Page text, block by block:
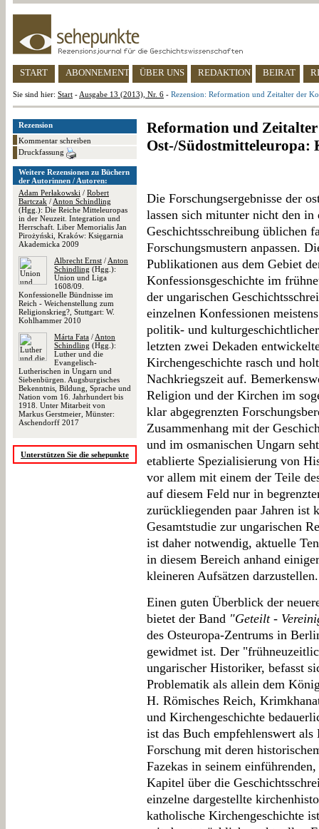
START ABONNEMENT ÜBER UNS REDAKTION BEIRAT
Sie sind hier: Start - Ausgabe 13 (2013), Nr. 6 - Rezension: Reformation und Zeitalter der
Rezension
Kommentar schreiben
Druckfassung
Weitere Rezensionen zu Büchern
der Autorinnen / Autoren:
Adam Perłakowski / Robert
Bartczak / Anton Schindling
(Hgg.): Die Reiche Mitteleuropas
in der Neuzeit. Integration und
Herrschaft. Liber Memorialis Jan
Pirożyński, Kraków: Księgarnia
Akademicka 2009
Albrecht Ernst / Anton
Schindling (Hgg.):
Union und Liga
1608/09.
Konfessionelle Bündnisse im
Reich - Weichenstellung zum
Religionskrieg?, Stuttgart: W.
Kohlhammer 2010
Márta Fata / Anton
Schindling (Hgg.):
Luther und die
Evangelisch-
Lutherischen in Ungarn und
Siebenbürgen. Augsburgisches
Bekenntnis, Bildung, Sprache und
Nation vom 16. Jahrhundert bis
1918. Unter Mitarbeit von
Markus Gerstmeier, Münster:
Aschendorff 2017
Unterstützen Sie die sehepunkte
Reformation und
Ost-/Südostmitteleuropa:
Die Forschungsergebnisse der
lassen sich mitunter nicht den in
Geschichtsschreibung üblichen
Forschungsmustern anpassen.
Publikationen aus dem Gebiet
Konfessionsgeschichte im
der ungarischen
einzelnen Konfessionen
politik- und
letzten zwei Dekaden
Kirchengeschichte rasch und
Nachkriegszeit auf.
Religion und der Kirchen im
klar abgegrenzten
Zusammenhang mit der
und im osmanischen Ungarn
etablierte Spezialisierung von
vor allem mit einem der Teile
auf diesem Feld nur in
zurückliegenden paar Jahren ist
Gesamtstudie zur ungarischen
ist daher notwendig, aktuelle
in diesem Bereich anhand
kleineren Aufsätzen darzustellen.
Einen guten Überblick der
bietet der Band "Geteilt -
des Osteuropa-Zentrums in
gewidmet ist. Der
ungarischer Historiker, befasst
Problematik als allein dem
H. Römisches Reich,
und Kirchengeschichte
ist das Buch empfehlenswert
Forschung mit deren
Fazekas in seinem
Kapitel über die
einzelne dargestellte
katholische Kirchengeschichte